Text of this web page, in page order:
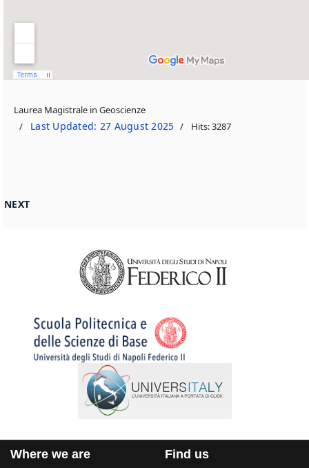
Laurea Magistrale in Geoscienze
Last Updated: 27 August 2025 Hits: 3287
NEXT ARTICLE: PERCORSO 3 2023_2024
NEXT
Where we are Find us